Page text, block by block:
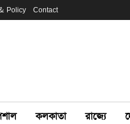
Policy Contact
কলকাতা রাজ্যে